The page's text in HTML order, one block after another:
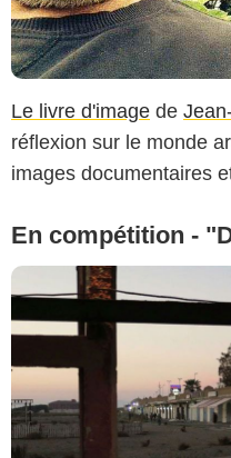
Le livre d'image de
réflexion sur le monde
images documentaires
En compétition -